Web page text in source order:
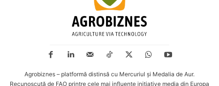
Agrobiznes – platformă distinsă cu Mercuriul și Medalia de Aur.
Recunoscută de FAO printre cele mai influente inițiative media din Europa